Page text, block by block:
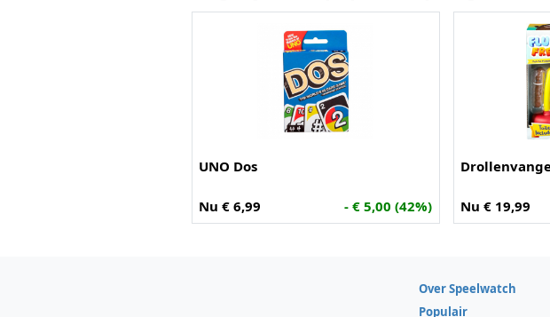
UNO Dos
Nu € 6,99 - € 5,00 (42%) Nu € 19,99
Over Speelwatch
Populair